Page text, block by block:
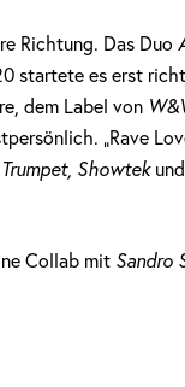
Richtung. Das Duo
startete es erst
dem Label von
„Rave
Showtekund
Collab mit Sandro